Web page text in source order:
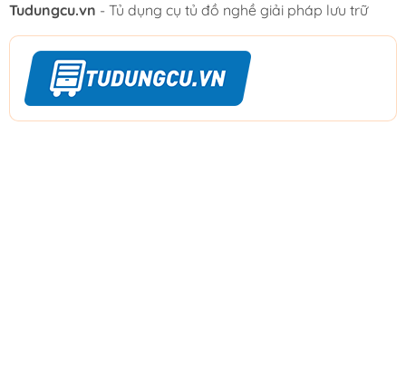
Tudungcu.vn - Tủ dụng cụ tủ đồ nghề giải pháp lưu trữ